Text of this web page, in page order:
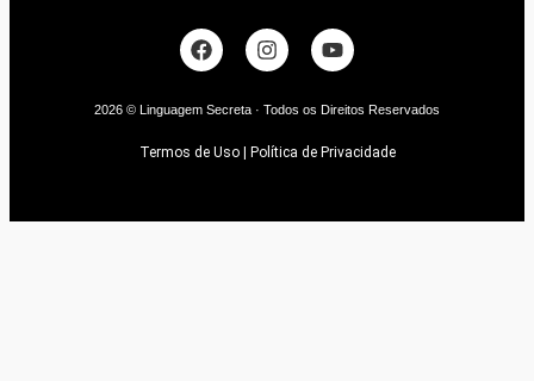
2026 © Linguagem Secreta · Todos os Direitos Reservados
Termos de Uso | Política de Privacidade